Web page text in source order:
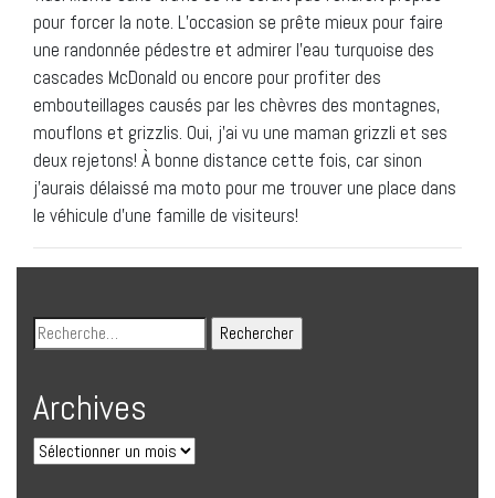
pour forcer la note. L’occasion se prête mieux pour faire
une randonnée pédestre et admirer l’eau turquoise des
cascades McDonald ou encore pour profiter des
embouteillages causés par les chèvres des montagnes,
mouflons et grizzlis. Oui, j’ai vu une maman grizzli et ses
deux rejetons! À bonne distance cette fois, car sinon
j’aurais délaissé ma moto pour me trouver une place dans
le véhicule d’une famille de visiteurs!
Archives